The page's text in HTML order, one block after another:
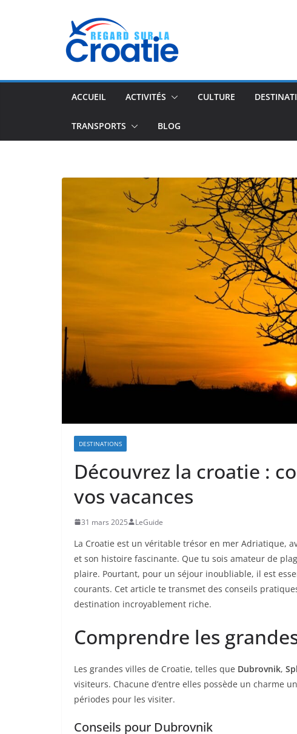
ACCUEIL ACTIVITÉS CULTURE
TRANSPORTS BLOG
DESTINATIONS
Découvrez la croatie :
vos vacances
31 mars 2025 LeGuide
La Croatie est un véritable trésor en mer Adriatique,
et son histoire fascinante. Que tu sois amateur de
plaire. Pourtant, pour un séjour inoubliable, il est
courants. Cet article te transmet des conseils
destination incroyablement riche.
Comprendre les
Les grandes villes de Croatie, telles que Dubrovnik,
visiteurs. Chacune d’entre elles possède un charme
périodes pour les visiter.
Conseils pour Dubrovnik